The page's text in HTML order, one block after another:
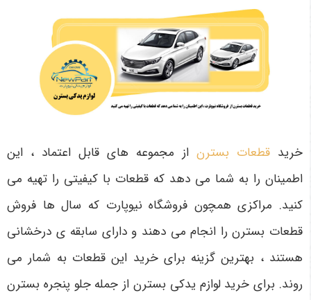
خرید قطعات بسترن از مجموعه های قابل اعتماد ، این
اطمینان را به شما می دهد که قطعات با کیفیتی را تهیه می
کنید. مراکزی همچون فروشگاه نیوپارت که سال ها فروش
قطعات بسترن را انجام می دهند و دارای سابقه ی درخشانی
هستند ، بهترین گزینه برای خرید این قطعات به شمار می
روند. برای خرید لوازم یدکی بسترن از جمله جلو پنجره بسترن